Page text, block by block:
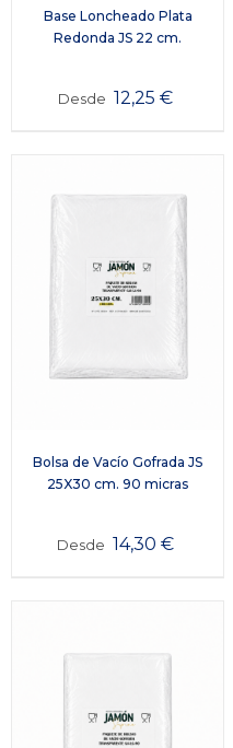
Base Loncheado Plata
Redonda JS 22 cm.
Desde 12,25€
Bolsa de Vacío Gofrada JS
25X30 cm. 90 micras
Desde 14,30€